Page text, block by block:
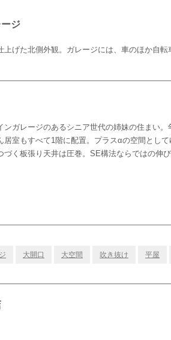
ジ
上げた北側外観。ガレージには、車のほか自転
ンガレージのあるシニア世代の姉妹の住まい
居室もすべて1階に配置。プラスαの空間とし
づく板張り天井は圧巻。SE構法ならではの伸び
大開口 大空間 吹き抜け 平屋